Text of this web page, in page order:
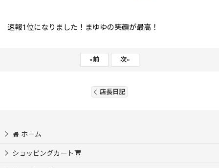
速報1位になりました！まゆゆの笑顔が最高！
«前 次»
店長日記
ホーム
ショッピングカート